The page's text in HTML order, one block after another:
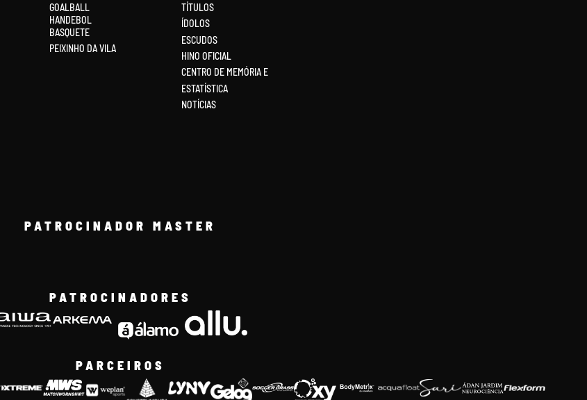
GOALBALL
HANDEBOL
BASQUETE
PEIXINHO DA VILA
TÍTULOS
ÍDOLOS
ESCUDOS
HINO OFICIAL
CENTRO DE MEMÓRIA E
ESTATÍSTICA
NOTÍCIAS
PATROCINADOR MASTER
PATROCINADORES
PARCEIROS